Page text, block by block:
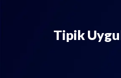
Tipik